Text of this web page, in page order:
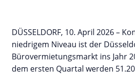
DÜSSELDORF, 10. April 2026 –
niedrigem Niveau ist der
Bürovermietungsmarkt ins Jahr
dem ersten Quartal werden